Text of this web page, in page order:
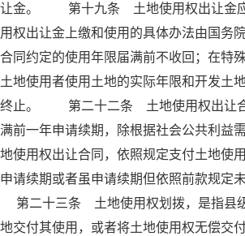
金。 第十九条 土地使用权出让金应
用权出让金上缴和使用的具体办法由
同约定的使用年限届满前不收回；在特
土地使用者使用土地的实际年限和开
终止。 第二十二条 土地使用权出让合
前一年申请续期，除根据社会公共利益
使用权出让合同，依照规定支付土地
请续期或者虽申请续期但依照前款
二十三条 土地使用权划拨，是指县级
交付其使用，或者将土地使用权无偿